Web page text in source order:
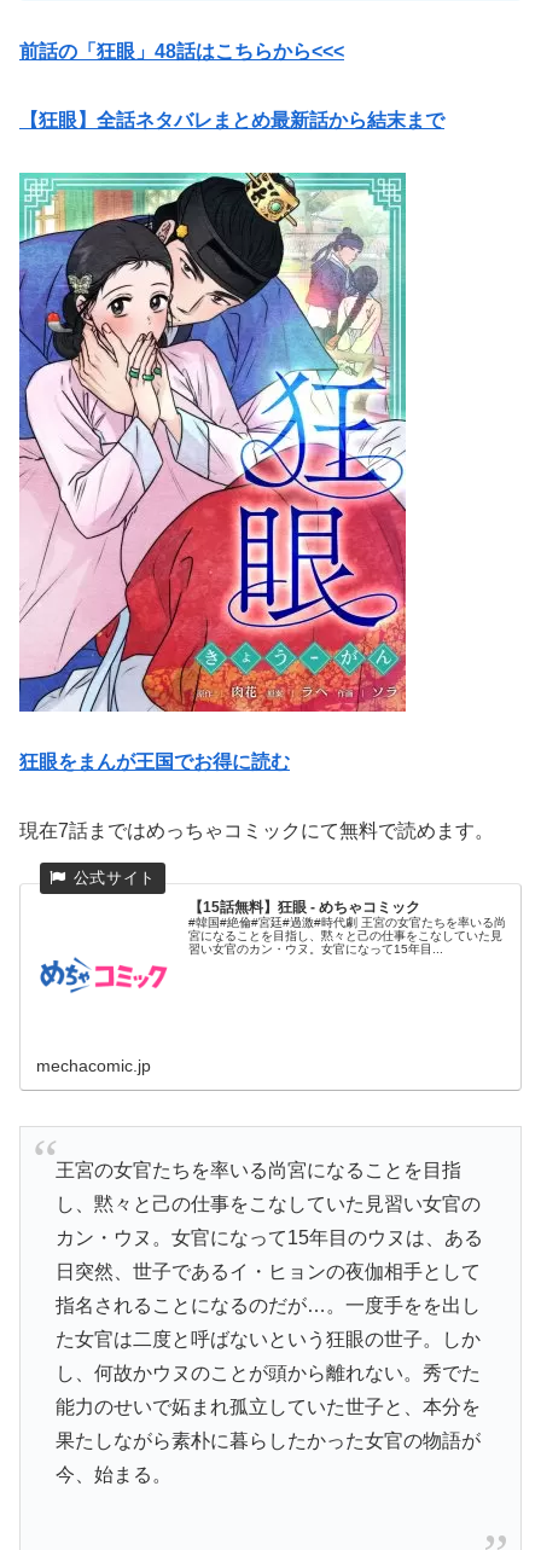
前話の「狂眼」48話はこちらから<<<
【狂眼】全話ネタバレまとめ最新話から結末まで
狂眼をまんが王国でお得に読む
現在7話まではめっちゃコミックにて無料で読めます。
【15話無料】狂眼 - めちゃコミック
#韓国#絶倫#宮廷#過激#時代劇 王宮の女官たちを率いる尚
宮になることを目指し、黙々と己の仕事をこなしていた見
習い女官のカン・ウヌ。女官になって15年目...
mechacomic.jp
王宮の女官たちを率いる尚宮になることを目指
し、黙々と己の仕事をこなしていた見習い女官の
カン・ウヌ。女官になって15年目のウヌは、ある
日突然、世子であるイ・ヒョンの夜伽相手として
指名されることになるのだが…。一度手をを出し
た女官は二度と呼ばないという狂眼の世子。しか
し、何故かウヌのことが頭から離れない。秀でた
能力のせいで妬まれ孤立していた世子と、本分を
果たしながら素朴に暮らしたかった女官の物語が
今、始まる。